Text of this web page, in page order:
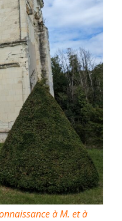
à M. et à